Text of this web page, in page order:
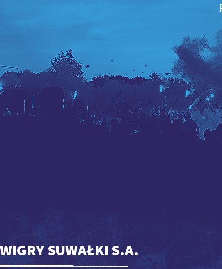
WIGRY SUWAŁKI S.A.